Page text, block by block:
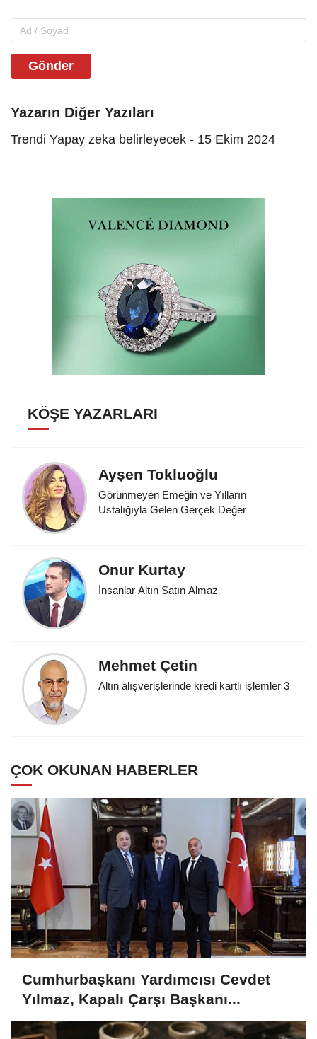
Gönder
Yazarın Diğer Yazıları
Trendi Yapay zeka belirleyecek - 15 Ekim 2024
KÖŞE YAZARLARI
Ayşen Tokluoğlu
Görünmeyen Emeğin ve Yılların
Ustalığıyla Gelen Gerçek Değer
Onur Kurtay
İnsanlar Altın Satın Almaz
Mehmet Çetin
Altın alışverişlerinde kredi kartlı işlemler 3
ÇOK OKUNAN HABERLER
Cumhurbaşkanı Yardımcısı Cevdet
Yılmaz, Kapalı Çarşı Başkanı...